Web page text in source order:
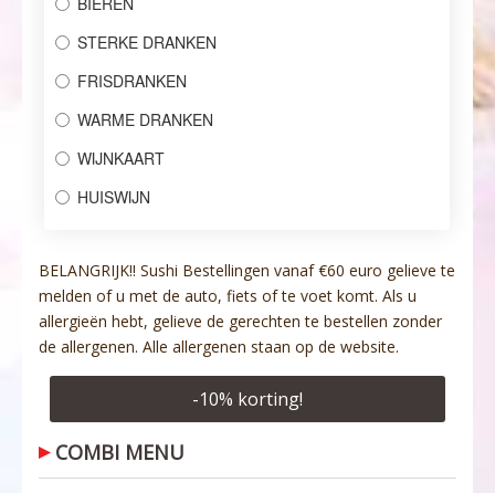
STERKE DRANKEN
FRISDRANKEN
WARME DRANKEN
WIJNKAART
HUISWIJN
BELANGRIJK!! Sushi Bestellingen vanaf €60 euro gelieve te
melden of u met de auto, fiets of te voet komt. Als u
allergieën hebt, gelieve de gerechten te bestellen zonder
de allergenen. Alle allergenen staan op de website.
-10% korting!
COMBI MENU